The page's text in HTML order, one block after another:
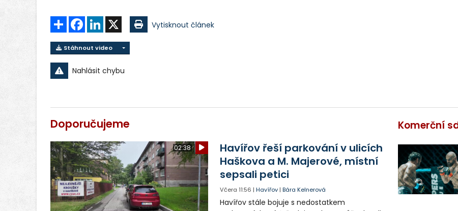
Sdílet FacebookLinkedIn Vytisknout článek
Stáhnout video
Nahlásit chybu
Doporučujeme
02:38
Havířov řeší parkování v ulicích
Haškova a M. Majerové, místní
sepsali petici
Včera 11:56 |Havířov |Bára Kelnerová
Havířov stále bojuje s nedostatkem
Komerční